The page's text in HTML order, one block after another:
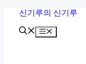
content
신기루의 신기루
Menu